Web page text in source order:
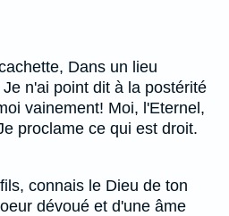
Dans un lieu
n'ai point dit à la postérité
vainement! Moi, l'Eternel,
proclame ce qui est droit.
connais le Dieu de ton
dévoué et d'une âme